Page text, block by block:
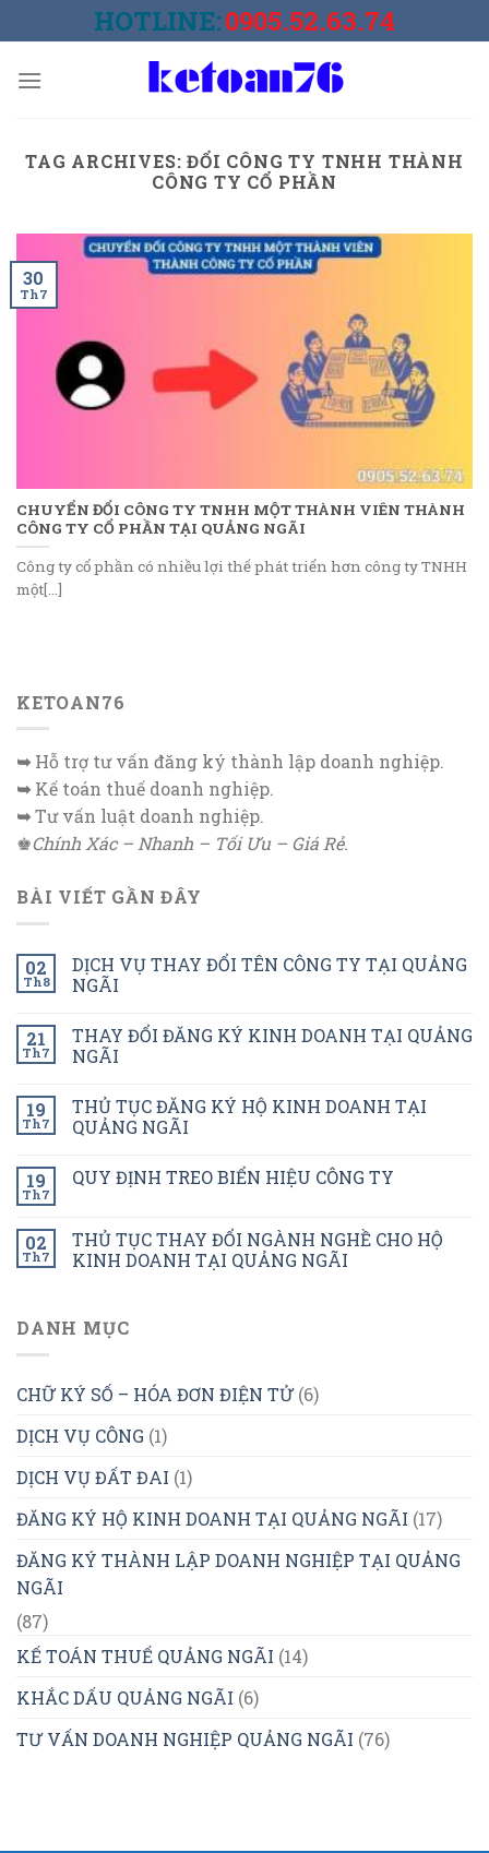
to
HOTLINE:0905.52.63.74
TAG ARCHIVES:ĐỔI CÔNG TY TNHH THÀNH
CÔNG TY CỔ PHẦN
CHUYỂN ĐỔI CÔNG TY TNHH MỘT THÀNH VIÊN THÀNH
CÔNG TY CỔ PHẦN TẠI QUẢNG NGÃI
Công ty cổ phần có nhiều lợi thế phát triển hơn công ty TNHH
một[...]
30
Th7
KETOAN76
➥Hỗ trợ tư vấn đăng ký thành lập doanh nghiệp.
➥Kế toán thuế doanh nghiệp.
➥Tư vấn luật doanh nghiệp.
♚Chính Xác – Nhanh – Tối Ưu – Giá Rẻ.
BÀI VIẾT GẦN ĐÂY
02
Th8
DỊCH VỤ THAY ĐỔI TÊN CÔNG TY TẠI QUẢNG
NGÃI
21
Th7
THAY ĐỔI ĐĂNG KÝ KINH DOANH TẠI QUẢNG
NGÃI
19
Th7
THỦ TỤC ĐĂNG KÝ HỘ KINH DOANH TẠI
QUẢNG NGÃI
19
Th7
QUY ĐỊNH TREO BIỂN HIỆU CÔNG TY
02
Th7
THỦ TỤC THAY ĐỔI NGÀNH NGHỀ CHO HỘ
KINH DOANH TẠI QUẢNG NGÃI
DANH MỤC
CHỮ KÝ SỐ – HÓA ĐƠN ĐIỆN TỬ(6)
DỊCH VỤ CÔNG (1)
DỊCH VỤ ĐẤT ĐAI (1)
ĐĂNG KÝ HỘ KINH DOANH TẠI QUẢNG NGÃI (17)
ĐĂNG KÝ THÀNH LẬP DOANH NGHIỆP TẠI QUẢNG
NGÃI
(87)
KẾ TOÁN THUẾ QUẢNG NGÃI (14)
KHẮC DẤU QUẢNG NGÃI (6)
TƯ VẤN DOANH NGHIỆP QUẢNG NGÃI (76)